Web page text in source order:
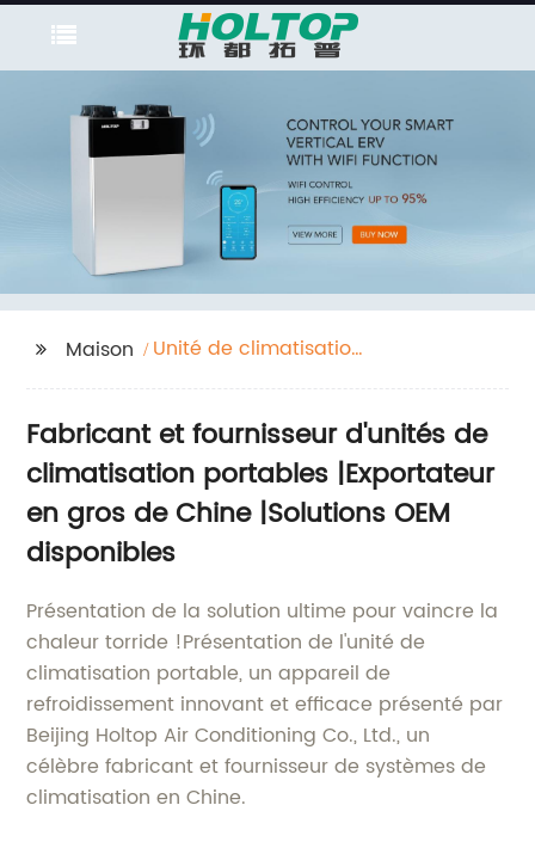
Maison
Unité de climatisation
Fabricant et fournisseur d'unités de
climatisation portables |Exportateur
en gros de Chine |Solutions OEM
disponibles
Présentation de la solution ultime pour vaincre la
chaleur torride !Présentation de l'unité de
climatisation portable, un appareil de
refroidissement innovant et efficace présenté par
Beijing Holtop Air Conditioning Co., Ltd., un
célèbre fabricant et fournisseur de systèmes de
climatisation en Chine.